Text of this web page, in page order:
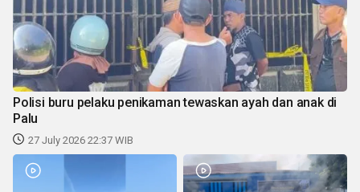
Polisi buru pelaku penikaman tewaskan ayah dan anak di
Palu
27 July 2026 22:37 WIB